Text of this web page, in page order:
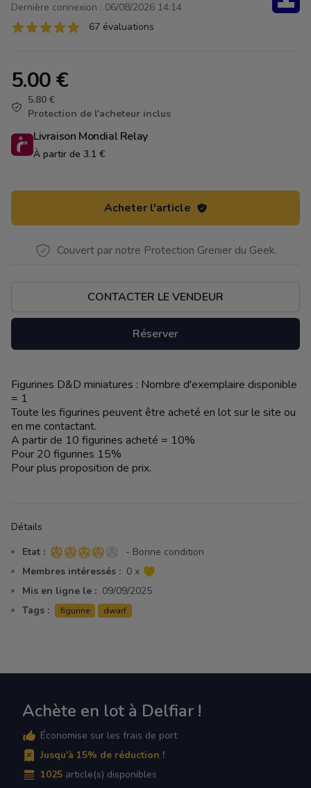
Dernière connexion : 06/08/2026 14:14
Évaluations
67 sur 5 étoiles 67 évaluations
Product information
5.00€
5.80 €
Protection de l'acheteur inclus
Livraison Mondial Relay
À partir de 3.1 €
Acheter l'article
Couvert par notre Protection Grenier du Geek.
CONTACTER LE VENDEUR
Réserver
Description
Figurines D&D miniatures : Nombre d'exemplaire disponible
= 1
Toute les figurines peuvent être acheté en lot sur le site ou
en me contactant.
A partir de 10 figurines acheté = 10%
Pour 20 figurines 15%
Pour plus proposition de prix.
Détails
Etat : 4 sur 5 étoiles
- Bonne condition
Membres intéressés : 0 x
Mis en ligne le : 09/09/2025
Tags :
figurine dwarf
Achète en lot à Delfiar !
Économise sur les frais de port
Jusqu'à 15% de réduction !
1025 article(s) disponibles